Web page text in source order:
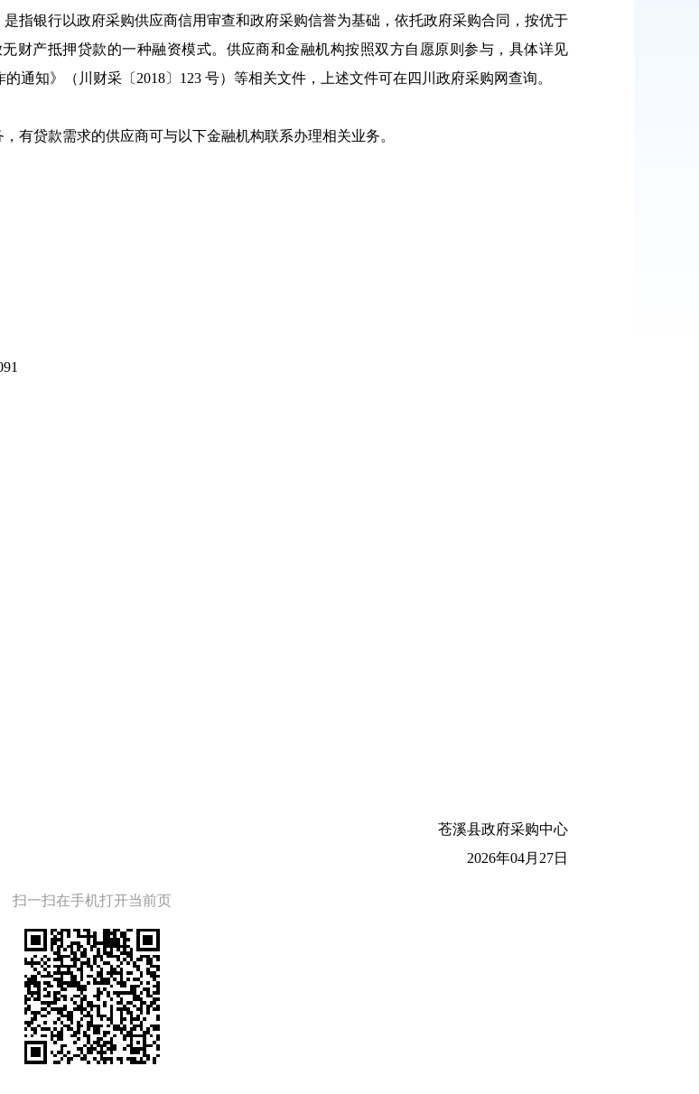
是指银行以政府采购供应商信用审查和政府采购信誉为基础，依托政府采购合同，按优于
财产抵押贷款的一种融资模式。供应商和金融机构按照双方自愿原则参与，具体详见
通知》（川财采〔2018〕123 号）等相关文件，上述文件可在四川政府采购网查询。
有贷款需求的供应商可与以下金融机构联系办理相关业务。
苍溪县政府采购中心
2026年04月27日
扫一扫在手机打开当前页